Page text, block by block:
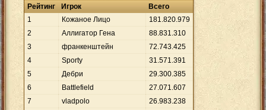
Рейтинг Игрок
Всего
1
Кожаное Лицо 181.820.979
2
Аллигатор Гена 88.831.310
3
франкенштейн 72.743.425
4
Sporty 31.571.391
5
Дебри 29.300.385
6
Battlefield 27.071.607
7
vladpolo 26.983.238